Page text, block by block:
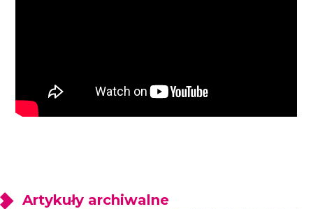
Artykuły archiwalne